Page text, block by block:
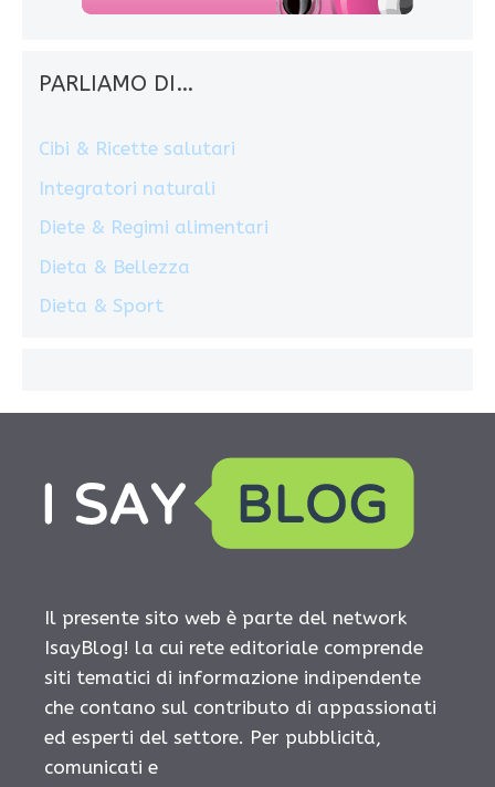
PARLIAMO DI…
Cibi & Ricette salutari
Integratori naturali
Diete & Regimi alimentari
Dieta & Bellezza
Dieta & Sport
Il presente sito web è parte del network
IsayBlog! la cui rete editoriale comprende
siti tematici di informazione indipendente
che contano sul contributo di appassionati
ed esperti del settore. Per pubblicità,
comunicati e